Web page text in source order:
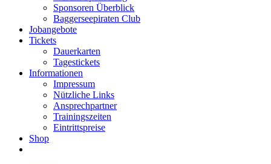
Sponsoren Überblick
Baggerseepiraten Club
Jobangebote
Tickets
Dauerkarten
Tagestickets
Informationen
Impressum
Nützliche Links
Ansprechpartner
Trainingszeiten
Eintrittspreise
Shop